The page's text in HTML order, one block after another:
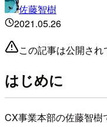
佐藤智樹
2021.05.26
この記事は公開さ
はじめに
CX事業本部の佐藤智樹